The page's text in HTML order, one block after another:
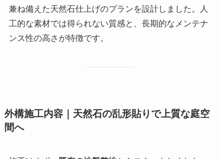
兼ね備えた天然石仕上げのプランを設計しました。人
工的な素材では得られない質感と、長期的なメンテナ
ンス性の高さが特徴です。
外構施工内容｜天然石の乱形貼りで上質な庭空
間へ